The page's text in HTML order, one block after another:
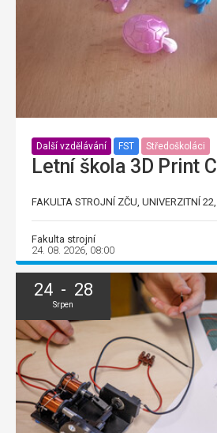
Další vzdělávání FST Středoškoláci
Letní škola 3D Print
FAKULTA STROJNÍ ZČU, UNIVERZITNÍ
Fakulta strojní
24. 08. 2026, 08:00
24 - 28
Srpen